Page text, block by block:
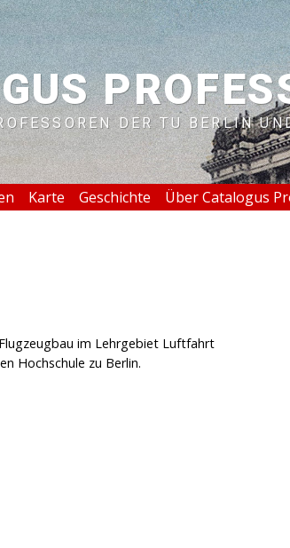
DER TU BERLIN
Karte Geschichte Über Catalogus
im Lehrgebiet Luftfahrt
Hochschule zu Berlin.